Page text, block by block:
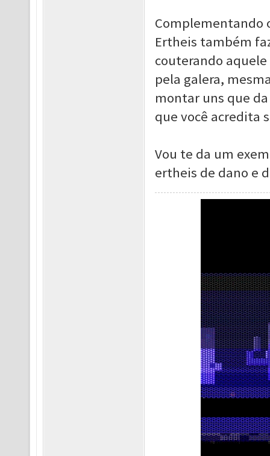
Complementando
Ertheis também
couterando
pela galera,
montar uns que
que você acredita
Vou te da um
ertheis de dano e